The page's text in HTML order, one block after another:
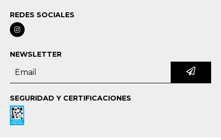
REDES SOCIALES
NEWSLETTER
SEGURIDAD Y CERTIFICACIONES